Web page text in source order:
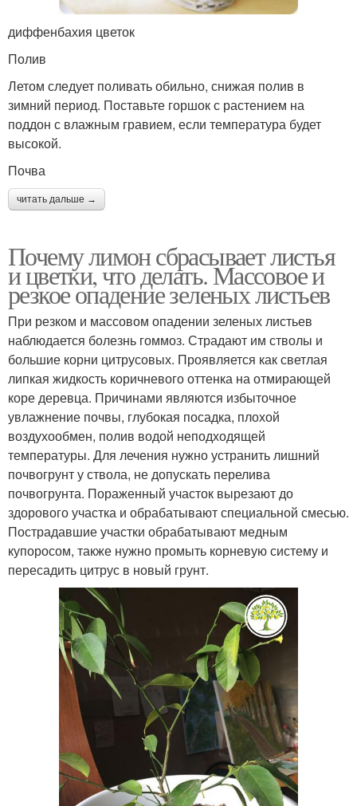
диффенбахия цветок
Полив
Летом следует поливать обильно, снижая полив в
зимний период. Поставьте горшок с растением на
поддон с влажным гравием, если температура будет
высокой.
Почва
читать дальше →
Почему лимон сбрасывает листья
и цветки, что делать. Массовое и
резкое опадение зеленых листьев
При резком и массовом опадении зеленых листьев
наблюдается болезнь гоммоз. Страдают им стволы и
большие корни цитрусовых. Проявляется как светлая
липкая жидкость коричневого оттенка на отмирающей
коре деревца. Причинами являются избыточное
увлажнение почвы, глубокая посадка, плохой
воздухообмен, полив водой неподходящей
температуры. Для лечения нужно устранить лишний
почвогрунт у ствола, не допускать перелива
почвогрунта. Пораженный участок вырезают до
здорового участка и обрабатывают специальной смесью.
Пострадавшие участки обрабатывают медным
купоросом, также нужно промыть корневую систему и
пересадить цитрус в новый грунт.